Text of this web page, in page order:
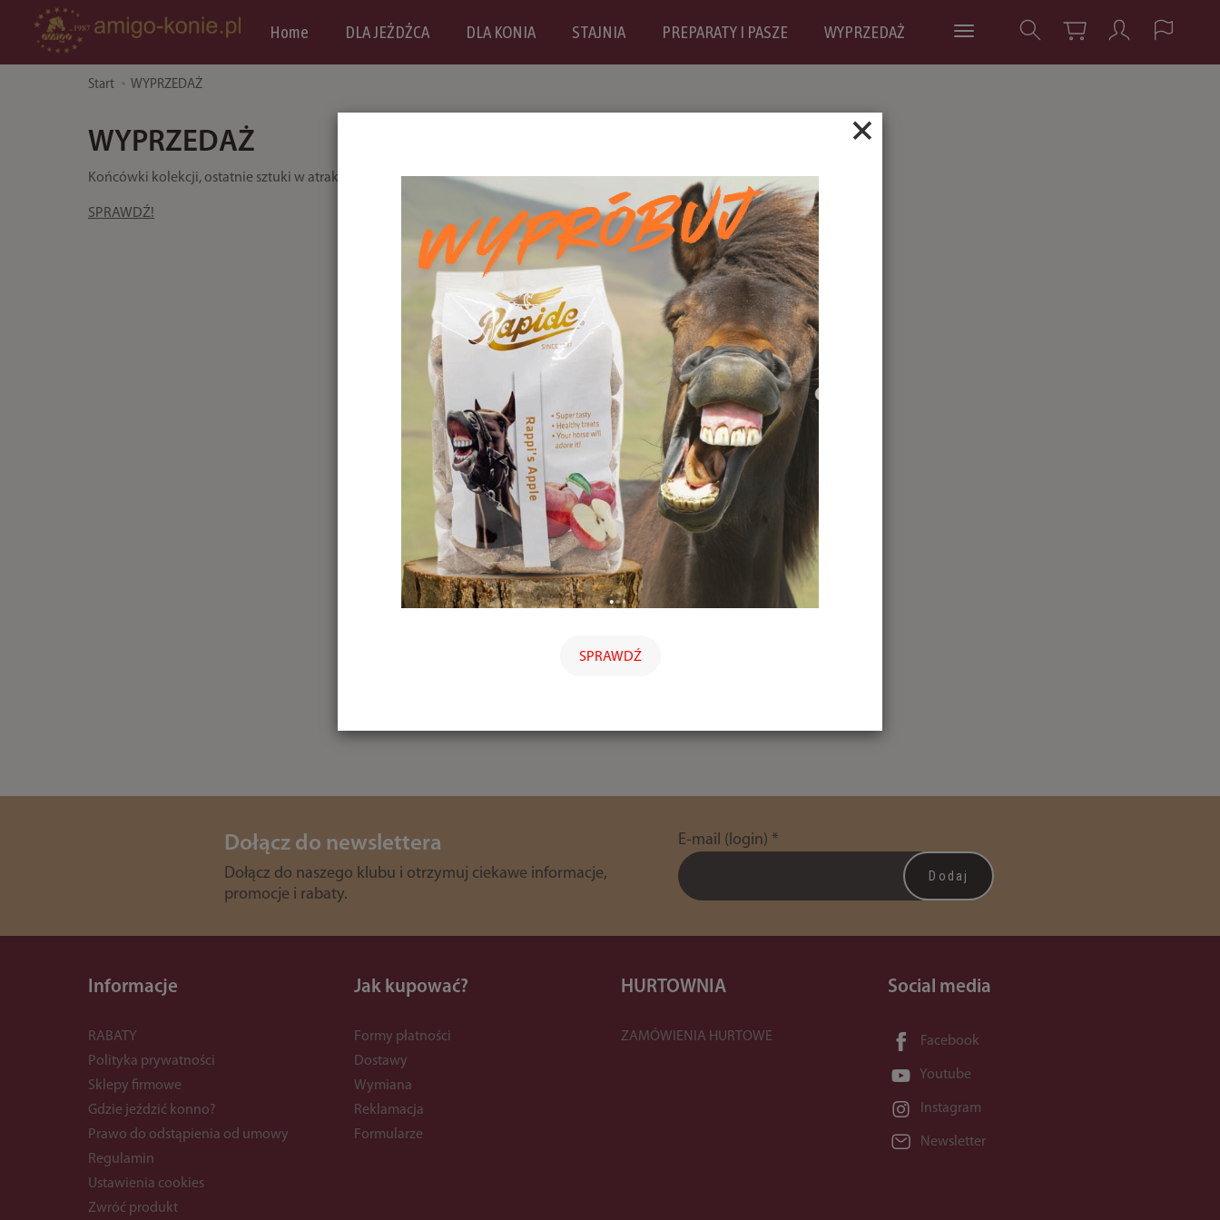
×
SPRAWDŹ
Home DLA JEŹDŹCA DLA KONIA STAJNIA PREPARATY I PASZE WYPRZEDAŻ
Start WYPRZEDAŻ
WYPRZEDAŻ
Końcówki kolekcji, ostatnie sztuki w atrakcyjnych cenach!
SPRAWDŹ!
Dołącz do newslettera
Dołącz do naszego klubu i otrzymuj ciekawe informacje,
promocje i rabaty.
E-mail (login) *
Informacje
RABATY
Polityka prywatności
Sklepy firmowe
Gdzie jeździć konno?
Prawo do odstąpienia od umowy
Regulamin
Ustawienia cookies
Zwróć produkt
Jak kupować?
Formy płatności
Dostawy
Wymiana
Reklamacja
Formularze
HURTOWNIA
ZAMÓWIENIA HURTOWE
Social media
Facebook
Youtube
Instagram
Newsletter